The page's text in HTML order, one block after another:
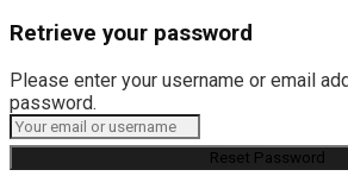
Retrieve your password
Please enter your username or email
password.